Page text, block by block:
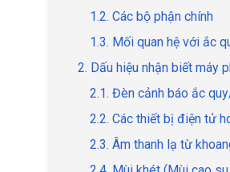
1.2. Các bộ phận chính
1.3. Mối quan hệ với ắc
2. Dấu hiệu nhận biết máy
2.1. Đèn cảnh báo ắc
2.2. Các thiết bị điện tử
2.3. Âm thanh lạ từ